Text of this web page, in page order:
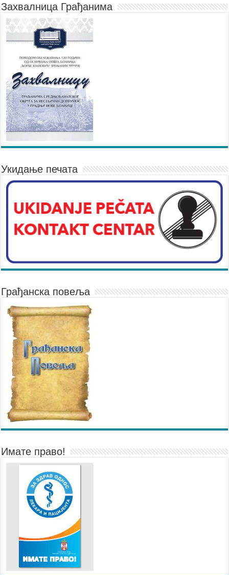
Захвалница Грађанима
Укидање печата
Грађанска повеља
Имате право!